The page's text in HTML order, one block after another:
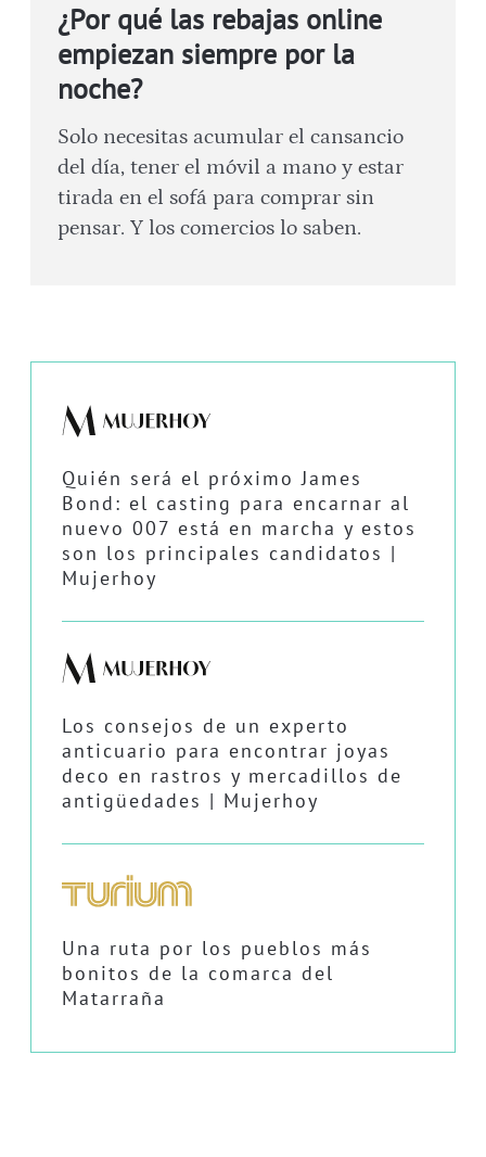
¿Por qué las rebajas online
empiezan siempre por la
noche?
Solo necesitas acumular el cansancio
del día, tener el móvil a mano y estar
tirada en el sofá para comprar sin
pensar. Y los comercios lo saben.
Quién será el próximo James
Bond: el casting para encarnar al
nuevo 007 está en marcha y estos
son los principales candidatos |
Mujerhoy
Los consejos de un experto
anticuario para encontrar joyas
deco en rastros y mercadillos de
antigüedades | Mujerhoy
Una ruta por los pueblos más
bonitos de la comarca del
Matarraña